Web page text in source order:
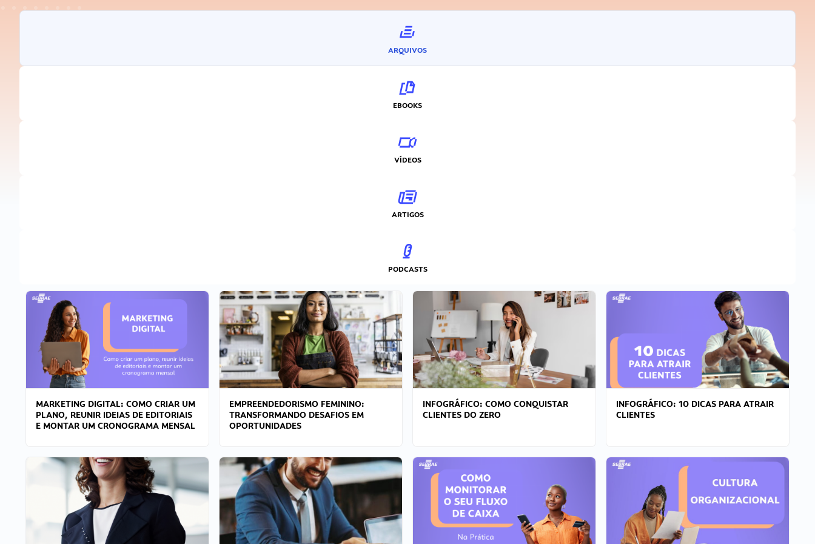
ARQUIVOS
EBOOKS
VÍDEOS
ARTIGOS
PODCASTS
MARKETING DIGITAL: COMO CRIAR UM
PLANO, REUNIR IDEIAS DE EDITORIAIS
E MONTAR UM CRONOGRAMA MENSAL
EMPREENDEDORISMO FEMININO:
TRANSFORMANDO DESAFIOS EM
OPORTUNIDADES
INFOGRÁFICO: COMO CONQUISTAR
CLIENTES DO ZERO
INFOGRÁFICO: 10 DICAS PARA ATRAIR
CLIENTES